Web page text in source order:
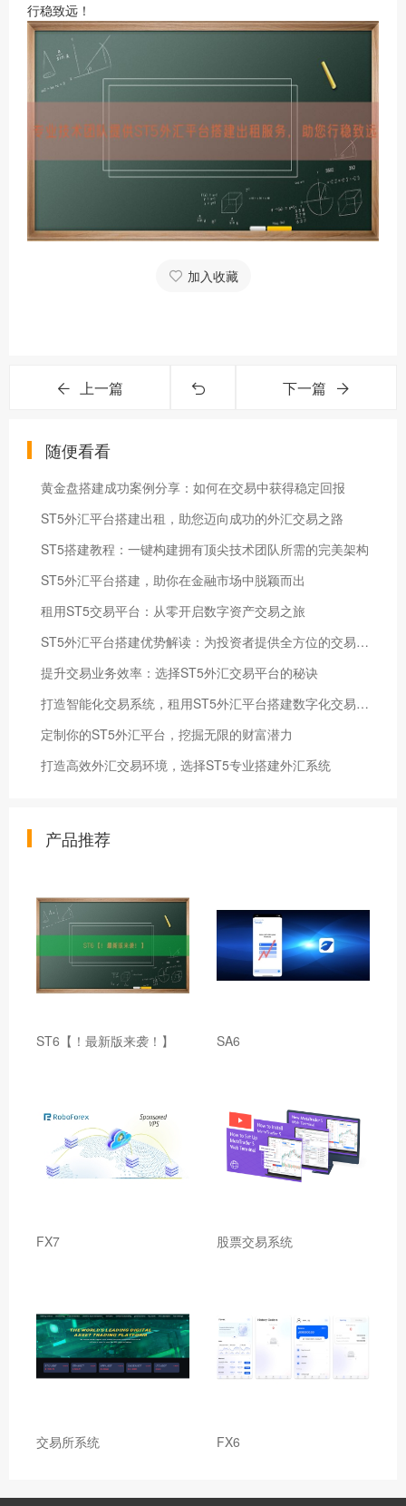
行稳致远！
加入收藏
上一篇 下一篇
随便看看
黄金盘搭建成功案例分享：如何在交易中获得稳定回报
ST5外汇平台搭建出租，助您迈向成功的外汇交易之路
ST5搭建教程：一键构建拥有顶尖技术团队所需的完美架构
ST5外汇平台搭建，助你在金融市场中脱颖而出
租用ST5交易平台：从零开启数字资产交易之旅
ST5外汇平台搭建优势解读：为投资者提供全方位的交易保障
提升交易业务效率：选择ST5外汇交易平台的秘诀
打造智能化交易系统，租用ST5外汇平台搭建数字化交易新未来
定制你的ST5外汇平台，挖掘无限的财富潜力
打造高效外汇交易环境，选择ST5专业搭建外汇系统
产品推荐
ST6【！最新版来袭！】 SA6
FX7 股票交易系统
交易所系统 FX6